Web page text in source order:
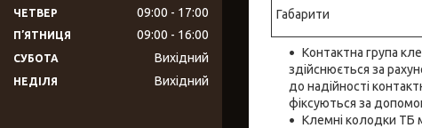
Габарити
Контактна група
здійснюється за
до надійності
фіксуються за
Клемні колодки ТБ
ЧЕТВЕР 09:00 17:00
ПʼЯТНИЦЯ 09:00 16:00
СУБОТА Вихідний
НЕДІЛЯ Вихідний